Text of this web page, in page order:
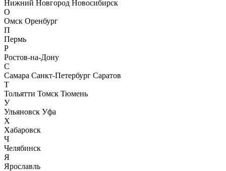
Нижний Новгород Новосибирск
О
Омск Оренбург
П
Пермь
Р
Ростов-на-Дону
С
Самара Санкт-Петербург Саратов
Т
Тольятти Томск Тюмень
У
Ульяновск Уфа
Х
Хабаровск
Ч
Челябинск
Я
Ярославль